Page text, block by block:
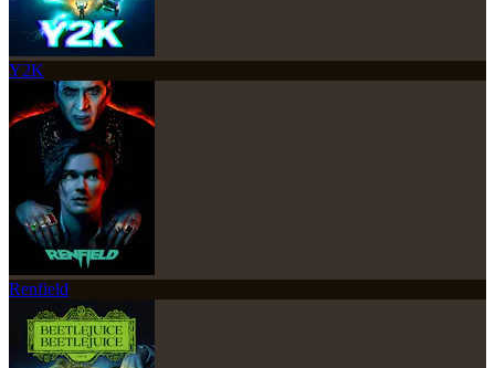
Y2K
Renfield